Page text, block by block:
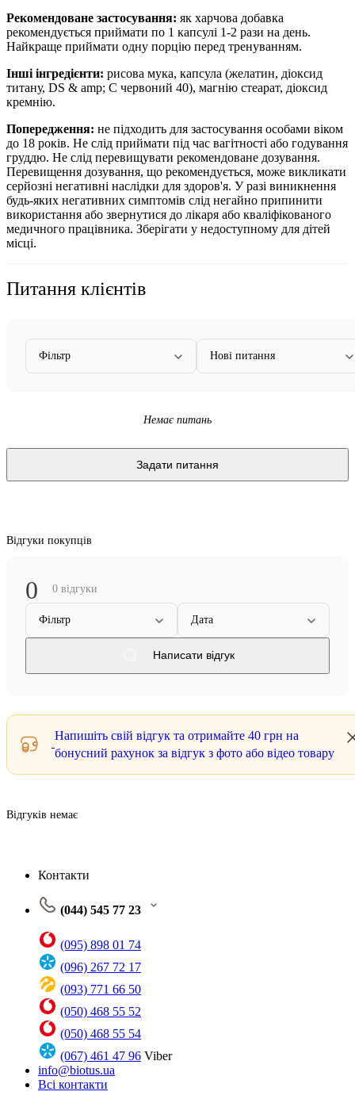
Рекомендоване застосування: як харчова добавка
рекомендується приймати по 1 капсулі 1-2 рази на день.
Найкраще приймати одну порцію перед тренуванням.
Інші інгредієнти: рисова мука, капсула (желатин, діоксид
титану, DS & amp; C червоний 40), магнію стеарат, діоксид
кремнію.
Попередження: не підходить для застосування особами віком
до 18 років. Не слід приймати під час вагітності або годування
груддю. Не слід перевищувати рекомендоване дозування.
Перевищення дозування, що рекомендується, може викликати
серйозні негативні наслідки для здоров'я. У разі виникнення
будь-яких негативних симптомів слід негайно припинити
використання або звернутися до лікаря або кваліфікованого
медичного працівника. Зберігати у недоступному для дітей
місці.
Питання клієнтів
Фільтр Нові питання
Немає питань
Задати питання
Відгуки покупців
0 0 відгуки
Фільтр Дата
Написати відгук
Напишіть свій відгук та отримайте 40 грн на
бонусний рахунок за відгук з фото або відео товару
Відгуків немає
Контакти
(044) 545 77 23
(095) 898 01 74
(096) 267 72 17
(093) 771 66 50
(050) 468 55 52
(050) 468 55 54
(067) 461 47 96 Viber
info@biotus.ua
Всі контакти